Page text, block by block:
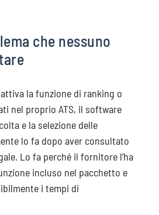
che nessuno
attiva la funzione di ranking o
nel proprio ATS, il software
e la selezione delle
lo fa dopo aver consultato
Lo fa perché il fornitore l’ha
incluso nel pacchetto e
i tempi di